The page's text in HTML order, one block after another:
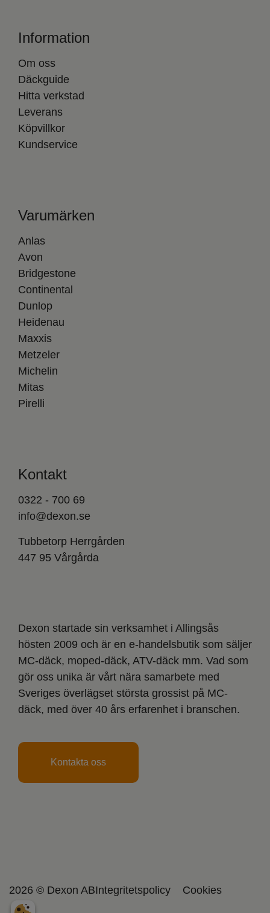
Information
Om oss
Däckguide
Hitta verkstad
Leverans
Köpvillkor
Kundservice
Varumärken
Anlas
Avon
Bridgestone
Continental
Dunlop
Heidenau
Maxxis
Metzeler
Michelin
Mitas
Pirelli
Kontakt
0322 - 700 69
info@dexon.se
Tubbetorp Herrgården
447 95 Vårgårda
Dexon startade sin verksamhet i Allingsås
hösten 2009 och är en e-handelsbutik som säljer
MC-däck, moped-däck, ATV-däck mm. Vad som
gör oss unika är vårt nära samarbete med
Sveriges överlägset största grossist på MC-
däck, med över 40 års erfarenhet i branschen.
Kontakta oss
2026 © Dexon ABIntegritetspolicy Cookies